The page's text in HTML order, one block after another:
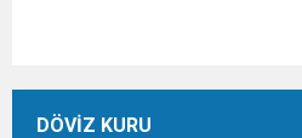
DÖVİZ KURU